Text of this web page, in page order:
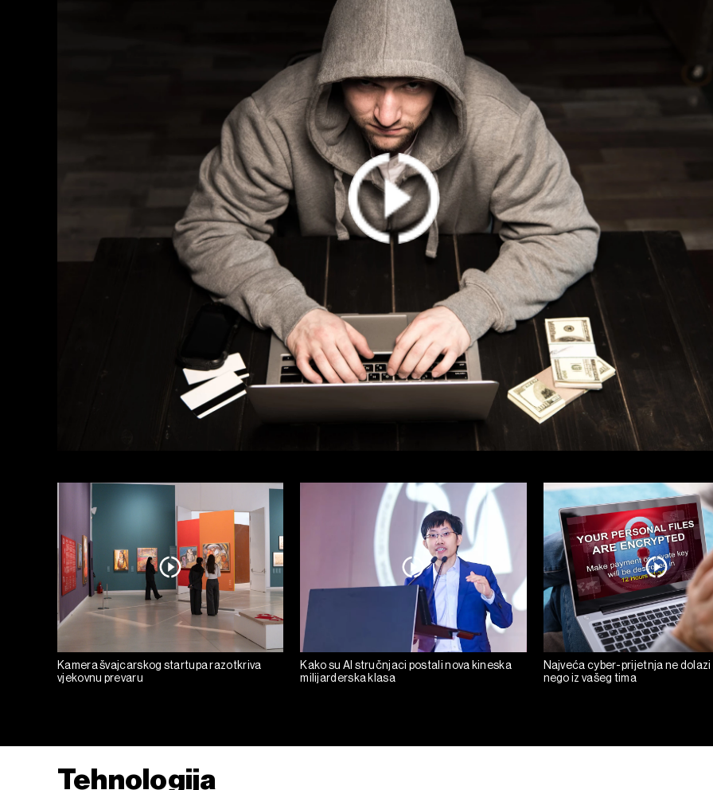
Kamera švajcarskog startupa razotkriva
vjekovnu prevaru
Kako su AI stručnjaci postali nova kineska
milijarderska klasa
Najveća cyber-prijetnja ne dolazi
nego iz vašeg tima
Tehnologija